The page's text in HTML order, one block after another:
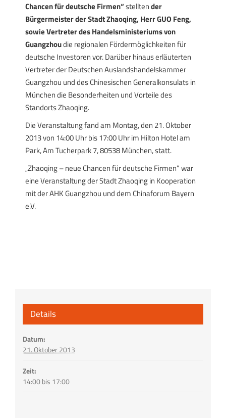
Chancen für deutsche Firmen“stelltender
Bürgermeister der Stadt Zhaoqing, Herr GUO Feng,
sowie Vertreter des Handelsministeriums von
Guangzhoudie regionalen Fördermöglichkeiten für
deutsche Investoren vor. Darüber hinaus erläuterten
Vertreter der Deutschen Auslandshandelskammer
Guangzhou und des Chinesischen Generalkonsulats in
München die Besonderheiten und Vorteile des
Standorts Zhaoqing.
Die Veranstaltung fand am Montag, den 21. Oktober
2013 von 14:00 Uhr bis 17:00 Uhr im Hilton Hotel am
Park, Am Tucherpark 7, 80538 München, statt.
„Zhaoqing – neue Chancen für deutsche Firmen“ war
eine Veranstaltung der Stadt Zhaoqing in Kooperation
mit der AHK Guangzhou und dem Chinaforum Bayern
e.V.
Details
Datum:
21. Oktober 2013
Zeit:
14:00 bis 17:00